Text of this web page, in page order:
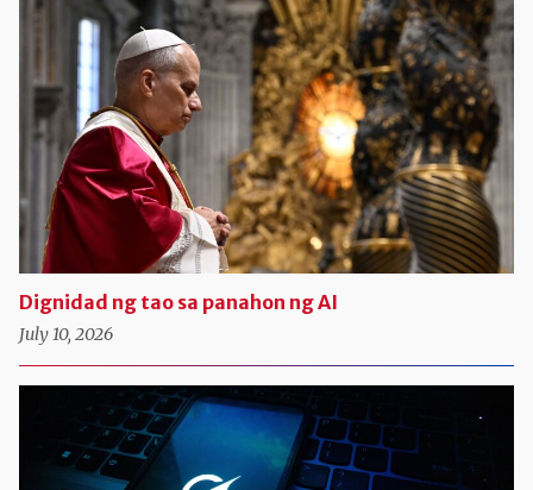
Dignidad ng tao sa panahon ng AI
July 10, 2026